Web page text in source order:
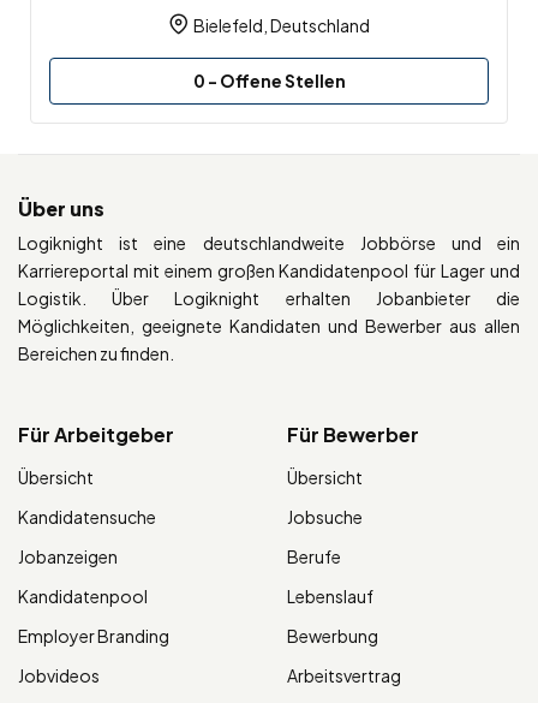
Bielefeld, Deutschland
0 - Offene Stellen
Über uns
Logiknight ist eine deutschlandweite Jobbörse und ein
Karriereportal mit einem großen Kandidatenpool für Lager und
Logistik. Über Logiknight erhalten Jobanbieter die
Möglichkeiten, geeignete Kandidaten und Bewerber aus allen
Bereichen zu finden.
Für Arbeitgeber
Übersicht
Kandidatensuche
Jobanzeigen
Kandidatenpool
Employer Branding
Jobvideos
Für Bewerber
Übersicht
Jobsuche
Berufe
Lebenslauf
Bewerbung
Arbeitsvertrag